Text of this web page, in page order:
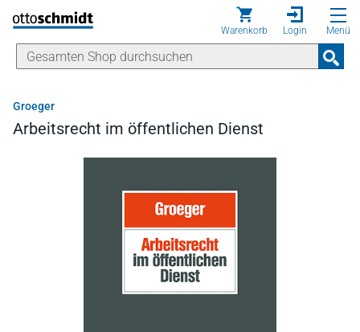
Direkt zum Inhalt
Warenkorb Login Menü
Groeger
Arbeitsrecht im öffentlichen Dienst